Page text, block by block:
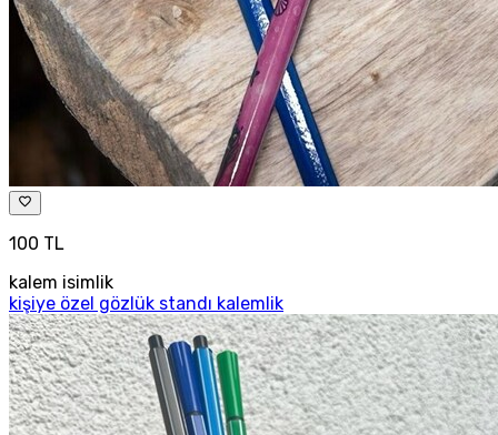
100 TL
kalem isimlik
kişiye özel gözlük standı kalemlik